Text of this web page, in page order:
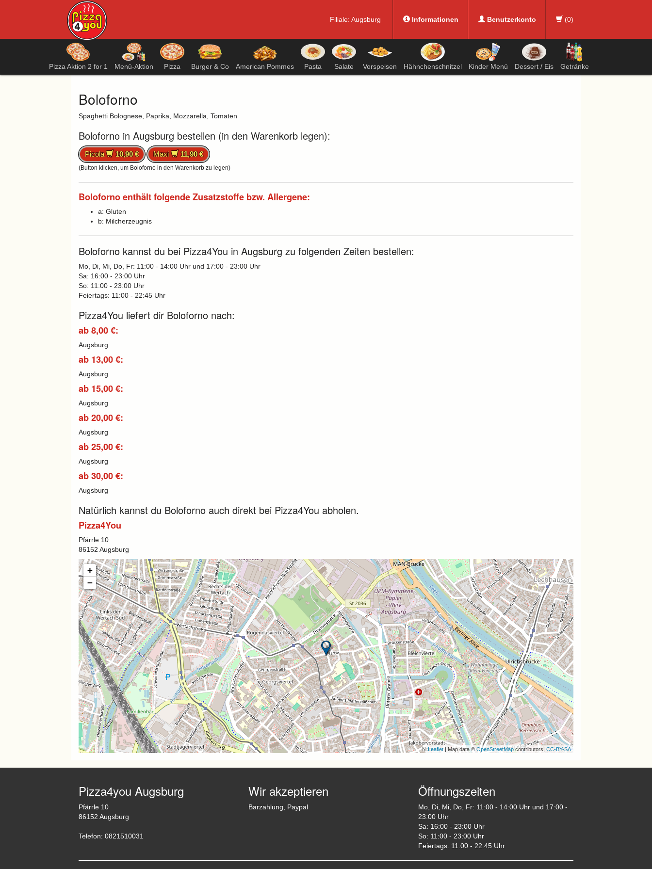
Filiale: Augsburg Informationen Benutzerkonto (0)
Pizza Aktion 2 for 1 Menü-Aktion Pizza Burger & Co American Pommes Pasta Salate Vorspeisen Hähnchenschnitzel Kinder Menü Dessert / Eis Getränke
Boloforno
Spaghetti Bolognese, Paprika, Mozzarella, Tomaten
Boloforno in Augsburg bestellen (in den Warenkorb legen):
Picola 10,90 € Maxi 11,90 €
(Button klicken, um Boloforno in den Warenkorb zu legen)
Boloforno enthält folgende Zusatzstoffe bzw. Allergene:
a: Gluten
b: Milcherzeugnis
Boloforno kannst du bei Pizza4You in Augsburg zu folgenden Zeiten bestellen:
Mo, Di, Mi, Do, Fr: 11:00 - 14:00 Uhr und 17:00 - 23:00 Uhr
Sa: 16:00 - 23:00 Uhr
So: 11:00 - 23:00 Uhr
Feiertags: 11:00 - 22:45 Uhr
Pizza4You liefert dir Boloforno nach:
ab 8,00 €:
Augsburg
ab 13,00 €:
Augsburg
ab 15,00 €:
Augsburg
ab 20,00 €:
Augsburg
ab 25,00 €:
Augsburg
ab 30,00 €:
Augsburg
Natürlich kannst du Boloforno auch direkt bei Pizza4You abholen.
Pizza4You
Pfärrle 10
86152 Augsburg
+
−
Leaflet | Map data © OpenStreetMapcontributors, CC-BY-SA
Pizza4you Augsburg
Pfärrle 10
86152 Augsburg
Telefon: 0821510031
Wir akzeptieren
Barzahlung, Paypal
Öffnungszeiten
Mo, Di, Mi, Do, Fr: 11:00 - 14:00 Uhr und 17:00 -
23:00 Uhr
Sa: 16:00 - 23:00 Uhr
So: 11:00 - 23:00 Uhr
Feiertags: 11:00 - 22:45 Uhr